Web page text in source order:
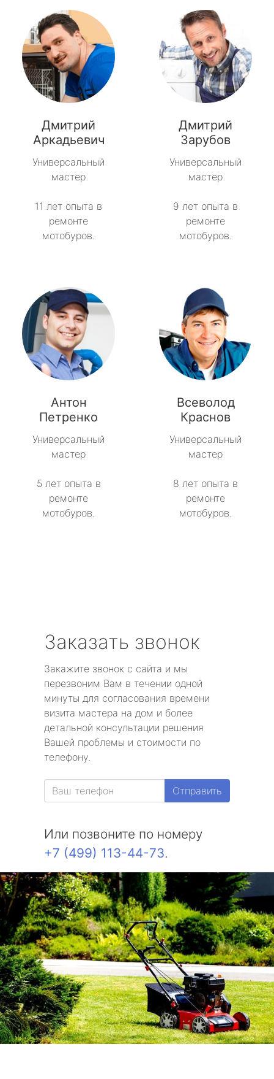
Дмитрий
Аркадьевич
Универсальный
мастер
11 лет опыта в
ремонте
мотобуров.
Дмитрий
Зарубов
Универсальный
мастер
9 лет опыта в
ремонте
мотобуров.
Антон
Петренко
Универсальный
мастер
5 лет опыта в
ремонте
мотобуров.
Всеволод
Краснов
Универсальный
мастер
8 лет опыта в
ремонте
мотобуров.
Заказать звонок
Закажите звонок с сайта и мы
перезвоним Вам в течении одной
минуты для согласования времени
визита мастера на дом и более
детальной консультации решения
Вашей проблемы и стоимости по
телефону.
Отправить
Или позвоните по номеру
+7 (499) 113-44-73.